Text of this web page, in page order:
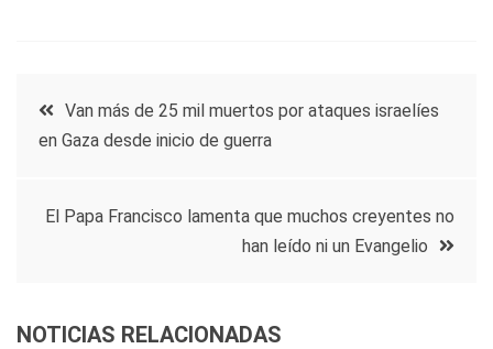
Navegación
entradas
Van más de 25 mil muertos por ataques israelíes
en Gaza desde inicio de guerra
El Papa Francisco lamenta que muchos creyentes no
han leído ni un Evangelio
NOTICIAS RELACIONADAS